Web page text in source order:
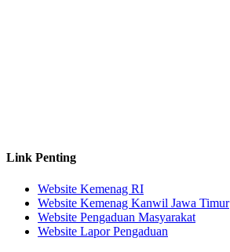
Link Penting
Website Kemenag RI
Website Kemenag Kanwil Jawa Timur
Website Pengaduan Masyarakat
Website Lapor Pengaduan